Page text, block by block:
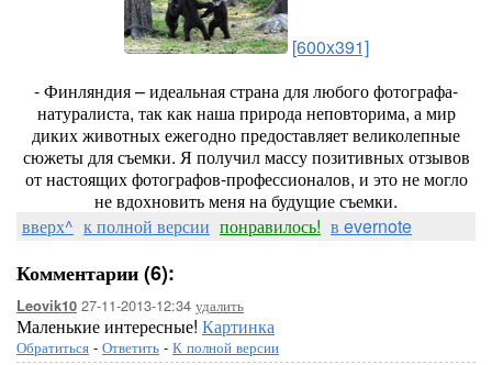
[600x391]
- Финляндия – идеальная страна для любого фотографа-
натуралиста, так как наша природа неповторима, а мир
диких животных ежегодно предоставляет великолепные
сюжеты для съемки. Я получил массу позитивных отзывов
от настоящих фотографов-профессионалов, и это не могло
не вдохновить меня на будущие съемки.
вверх^ к полной версии понравилось! в evernote
Комментарии (6):
Leovik10 27-11-2013-12:34 удалить
Маленькие интересные! Картинка
Обратиться - Ответить - К полной версии